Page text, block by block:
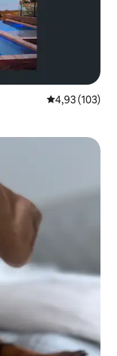
Vidutinis
4,93 (103)